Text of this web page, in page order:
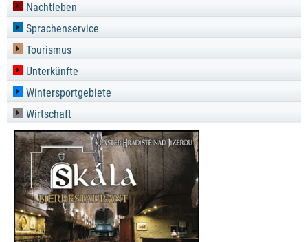
Nachtleben
Sprachenservice
Tourismus
Unterkünfte
Wintersportgebiete
Wirtschaft